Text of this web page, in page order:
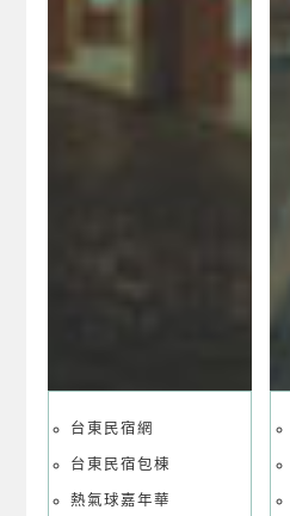
台東民宿網
台東民宿包棟
熱氣球嘉年華